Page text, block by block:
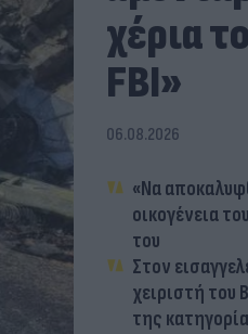
χέρια
FBI»
06.08.2026
«Να
οικογένεια
του
Στον
χειριστή
της